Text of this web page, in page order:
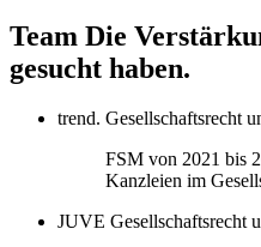
Team Die
gesucht haben.
trend. Gesellschaftsrecht
FSM von 2021 bis
Kanzleien im
JUVE Gesellschaftsrecht